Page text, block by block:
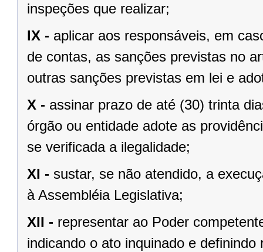
inspeções que realizar;
IX - aplicar aos responsáveis, em
de contas, as sanções previstas no
outras sanções previstas em lei e
X - assinar prazo de até (30) trinta
órgão ou entidade adote as
se verificada a ilegalidade;
XI - sustar, se não atendido, a
à Assembléia Legislativa;
XII - representar ao Poder
indicando o ato inquinado e